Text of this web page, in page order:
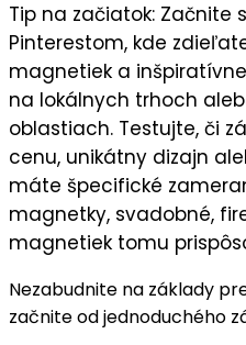
Tip na začiatok: Začnite s
Pinterestom, kde
magnetiek a
na lokálnych trhoch
oblastiach. Testujte, či
cenu, unikátny dizajn
máte špecifické
magnetky, svadobné,
magnetiek tomu
Nezabudnite na základy
začnite od jednoduchého